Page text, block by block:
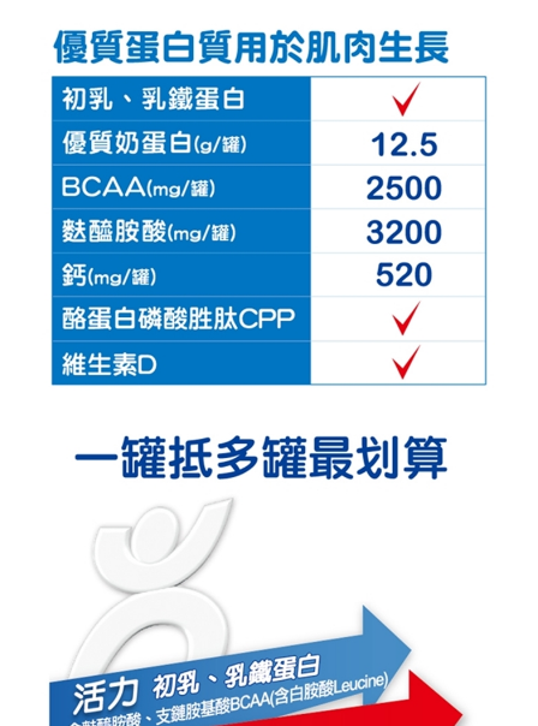
「AFTEE先享後付」，若未經同意申辦者引起之損失，本公司不負相關責
４．使用「AFTEE先享後付」時，將依據個別帳號之用戶狀況，依本公司即
時審查核予不同之上限額度；若仍有額度不足之情形，本公司將視審查結果
請求用戶進行身份認證。
５．嚴禁一人註冊多個帳號或使用他人資訊註冊。若發現惡意使用之情形，
恩沛科技股份有限公司將有權停止該用戶之使用額度並採取法律行動。